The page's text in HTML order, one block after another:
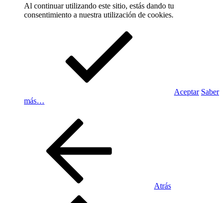
Al continuar utilizando este sitio, estás dando tu
consentimiento a nuestra utilización de cookies.
Aceptar Saber
más…
Atrás